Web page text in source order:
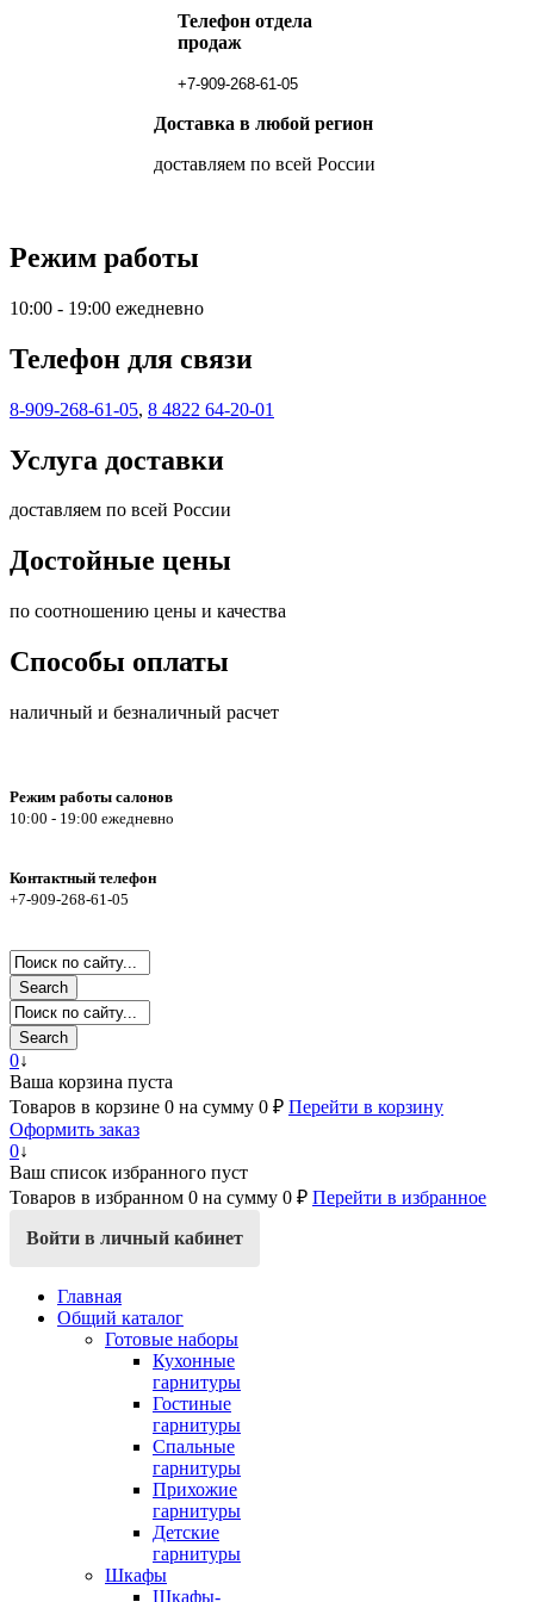
Телефон отдела
продаж
+7-909-268-61-05
Доставка в любой регион
доставляем по всей России
Режим работы
10:00 - 19:00 ежедневно
Телефон для связи
8-909-268-61-05, 8 4822 64-20-01
Услуга доставки
доставляем по всей России
Достойные цены
по соотношению цены и качества
Способы оплаты
наличный и безналичный расчет
Режим работы салонов
10:00 - 19:00 ежедневно
Контактный телефон
+7-909-268-61-05
Search
Search
0↓
Ваша корзина пуста
Товаров в корзине 0 на сумму 0 ₽ Перейти в корзину
Оформить заказ
0↓
Ваш список избранного пуст
Товаров в избранном 0 на сумму 0 ₽ Перейти в избранное
Войти в личный кабинет
Главная
Общий каталог
Готовые наборы
Кухонные
гарнитуры
Гостиные
гарнитуры
Спальные
гарнитуры
Прихожие
гарнитуры
Детские
гарнитуры
Шкафы
Шкафы-